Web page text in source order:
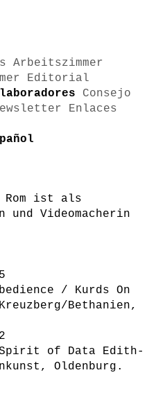
Arbeitszimmer
Editorial
Consejo
Enlaces
Rom ist als
Videomacherin
/ Kurds On
Bethanien,
of Data Edith-
Oldenburg.